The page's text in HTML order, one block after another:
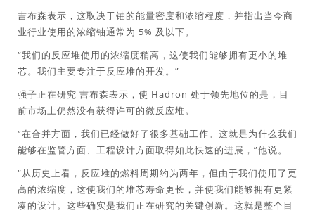
吉布森表示，这取决于铀的能量密度和浓缩程度，并指出当今商
业行业使用的浓缩铀通常为 5% 及以下。
“我们的反应堆使用的浓缩度稍高，这使我们能够拥有更小的堆
芯。我们主要专注于反应堆的开发。”
强子正在研究 吉布森表示，使 Hadron 处于领先地位的是，目
前市场上仍然没有获得许可的微反应堆。
“在合并方面，我们已经做好了很多基础工作。这就是为什么我们
能够在监管方面、工程设计方面取得如此快速的进展，”他说。
“从历史上看，反应堆的燃料周期约为两年，但由于我们使用了更
高的浓缩度，这使我们的堆芯寿命更长，并使我们能够拥有更紧
凑的设计。这些确实是我们正在研究的关键创新。这就是整个目